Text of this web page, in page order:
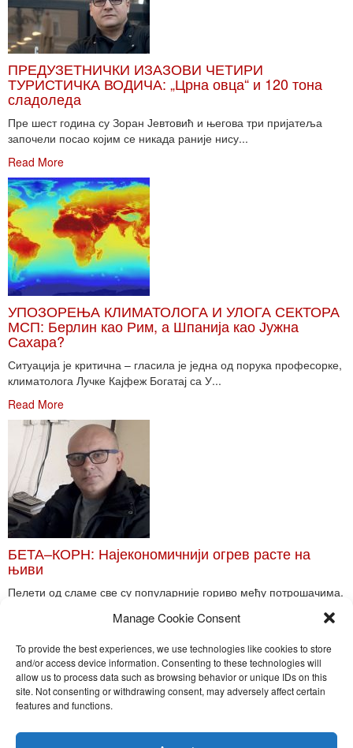
Manage Cookie Consent
To provide the best experiences, we use technologies like cookies to store
and/or access device information. Consenting to these technologies will
allow us to process data such as browsing behavior or unique IDs on this
site. Not consenting or withdrawing consent, may adversely affect certain
features and functions.
ПРЕДУЗЕТНИЧКИ ИЗАЗОВИ ЧЕТИРИ
ТУРИСТИЧКА ВОДИЧА: „Црна овца“ и 120 тона
сладоледа
Пре шест година су Зоран Јевтовић и његова три пријатеља
започели посао којим се никада раније нису...
Read More
УПОЗОРЕЊА КЛИМАТОЛОГА И УЛОГА СЕКТОРА
МСП: Берлин као Рим, а Шпанија као Јужна
Сахара?
Ситуација је критична – гласила је једна од порука професорке,
климатолога Лучке Кајфеж Богатај са У...
Read More
БЕТА–КОРН: Најекономичнији огрев расте на
њиви
Пелети од сламе све су популарније гориво међу потрошачима.
Toggle
Nira Press d.o.o.